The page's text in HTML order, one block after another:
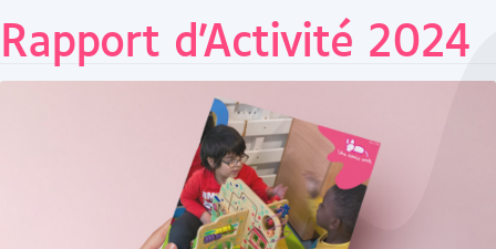
r
m
en
Rapport d’Activité 2024